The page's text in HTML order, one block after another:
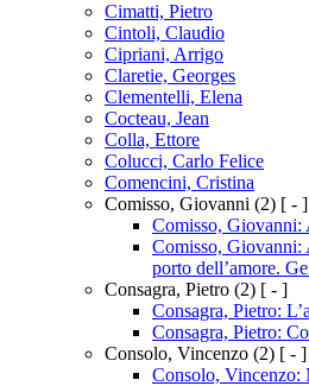
Cimatti, Pietro
Cintoli, Claudio
Cipriani, Arrigo
Claretie, Georges
Clementelli, Elena
Cocteau, Jean
Colla, Ettore
Colucci, Carlo Felice
Comencini, Cristina
Comisso, Giovanni (2) [ - ]
Comisso,
Comisso,
porto dell’amore.
Consagra, Pietro (2) [ - ]
Consagra, Pietro:
Consagra, Pietro:
Consolo, Vincenzo (2) [ - ]
Consolo, Vincenzo: